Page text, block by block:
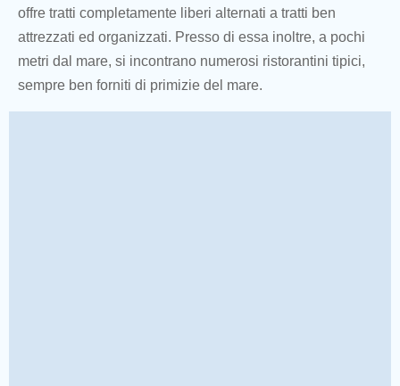
offre tratti completamente liberi alternati a tratti ben
attrezzati ed organizzati. Presso di essa inoltre, a pochi
metri dal mare, si incontrano numerosi ristorantini tipici,
sempre ben forniti di primizie del mare.